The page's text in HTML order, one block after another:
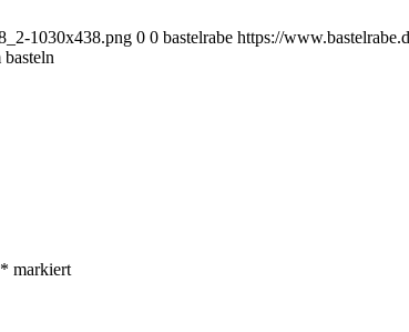
1030x438.png 0 0 bastelrabe https://
* markiert